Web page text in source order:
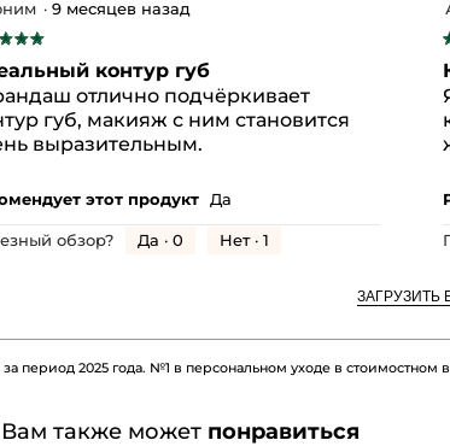
· 9 месяцев назад
контур губ
отлично подчёркивает
губ, макияж с ним становится
выразительным.
этот продукт Да
обзор? Да · 0 Нет · 1
5
ЗАГРУЗИТЬ
период 2025 года. №1 в персональном уходе в стоимостном
Вам также может понравиться